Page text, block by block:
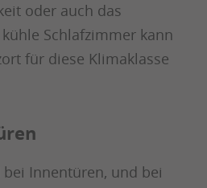
oder auch das
Schlafzimmer kann
für diese Klimaklasse
Innentüren, und bei